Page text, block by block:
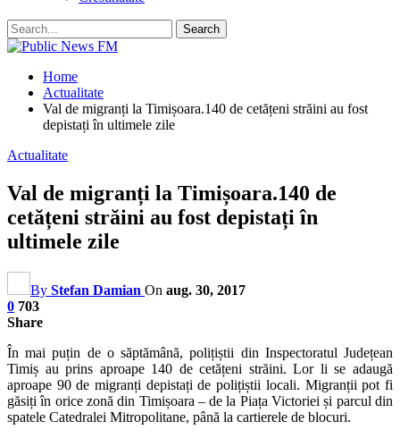
Home
Actualitate
Val de migranți la Timișoara.140 de cetățeni străini au fost
depistați în ultimele zile
Actualitate
Val de migranți la Timișoara.140 de
cetățeni străini au fost depistați în
ultimele zile
By Stefan Damian On aug. 30, 2017
0 703
Share
În mai puțin de o săptămână, polițiștii din Inspectoratul Județean
Timiș au prins aproape 140 de cetățeni străini. Lor li se adaugă
aproape 90 de migranți depistați de polițiștii locali. Migranții pot fi
găsiți în orice zonă din Timișoara – de la Piața Victoriei și parcul din
spatele Catedralei Mitropolitane, până la cartierele de blocuri.